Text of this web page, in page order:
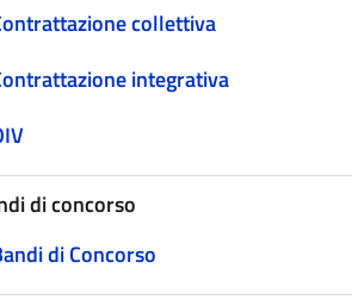
collettiva
integrativa
di concorso
di Concorso